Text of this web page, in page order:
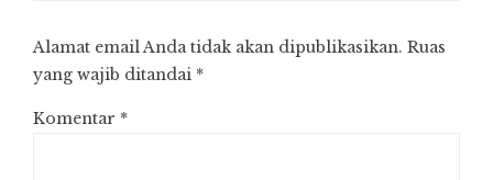
Alamat email Anda tidak akan dipublikasikan. Ruas
yang wajib ditandai *
Komentar *